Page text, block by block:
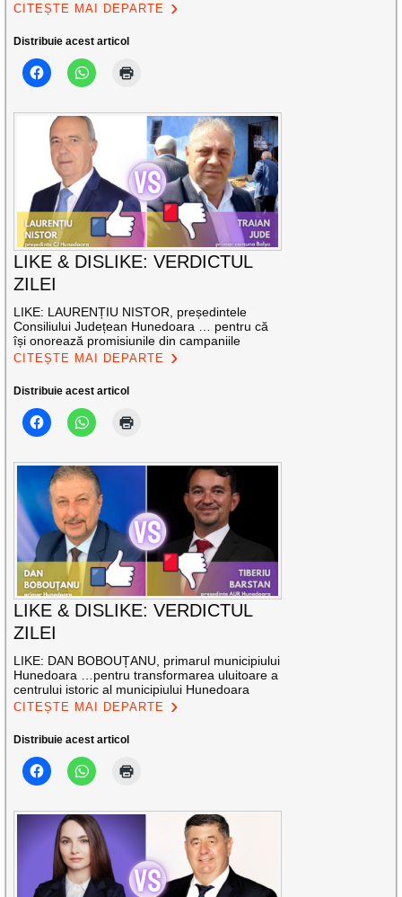
CITEȘTE MAI DEPARTE
Distribuie acest articol
LIKE & DISLIKE: VERDICTUL
ZILEI
LIKE: LAURENȚIU NISTOR, președintele
Consiliului Județean Hunedoara … pentru că
își onorează promisiunile din campaniile
CITEȘTE MAI DEPARTE
Distribuie acest articol
LIKE & DISLIKE: VERDICTUL
ZILEI
LIKE: DAN BOBOUȚANU, primarul municipiului
Hunedoara …pentru transformarea uluitoare a
centrului istoric al municipiului Hunedoara
CITEȘTE MAI DEPARTE
Distribuie acest articol